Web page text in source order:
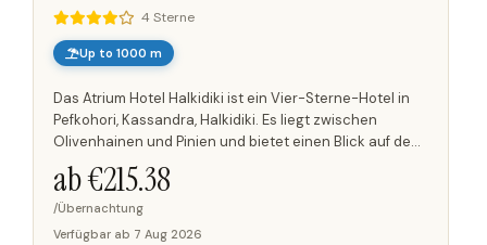
4 Sterne
Up to 1000 m
Das Atrium Hotel Halkidiki ist ein Vier-Sterne-Hotel in
Pefkohori, Kassandra, Halkidiki. Es liegt zwischen
Olivenhainen und Pinien und bietet einen Blick auf den
Golf von Kassandra. Die teilweise renovierte Anlage...
ab €215.38
/Übernachtung
Verfügbar ab 7 Aug 2026